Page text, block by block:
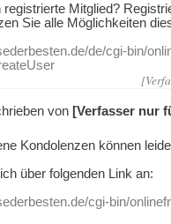
registrierte Mitglied?
Sie alle Möglichkeiten
de/cgi-bin/
von [Verfasser nur
Kondolenzen können
über folgenden Link an:
cgi-bin/